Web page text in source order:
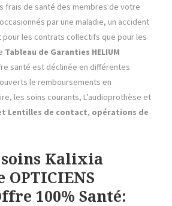
frais de santé des membres de votre
par une maladie, un accident
pour les contrats collectifs que pour les
Tableau de Garanties HELIUM
santé est déclinée en différentes
le remboursements en
les soins courants, L’audioprothèse et
Lentilles de contact, opérations de
soins Kalixia
100% Santé: